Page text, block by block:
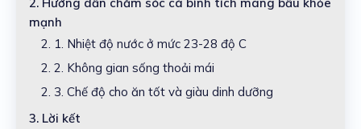
mạnh
2. 1. Nhiệt độ nước ở mức 23-28 độ C
2. 2. Không gian sống thoải mái
2. 3. Chế độ cho ăn tốt và giàu dinh dưỡng
3. Lời kết